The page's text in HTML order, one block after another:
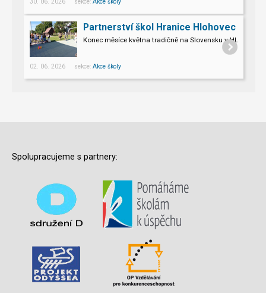
30. 06. 2026 sekce: Akce školy
Partnerství škol Hranice Hlohovec
Konec měsíce května tradičně na Slovensku v HLOHOVCI!
02. 06. 2026 sekce: Akce školy
Spolupracujeme s partnery: